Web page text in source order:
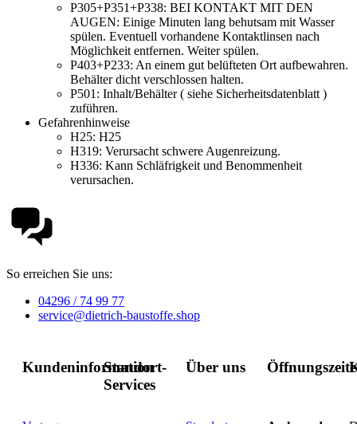
P305+P351+P338: BEI KONTAKT MIT DEN
AUGEN: Einige Minuten lang behutsam mit Wasser
spülen. Eventuell vorhandene Kontaktlinsen nach
Möglichkeit entfernen. Weiter spülen.
P403+P233: An einem gut belüfteten Ort aufbewahren.
Behälter dicht verschlossen halten.
P501: Inhalt/Behälter ( siehe Sicherheitsdatenblatt )
zuführen.
Gefahrenhinweise
H25: H25
H319: Verursacht schwere Augenreizung.
H336: Kann Schläfrigkeit und Benommenheit
verursachen.
So erreichen Sie uns:
04296 / 74 99 77
service@dietrich-baustoffe.shop
Kundeninformation
Standort-
Services
Über uns